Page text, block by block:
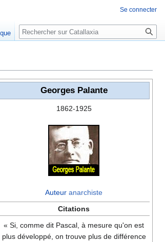
Georges Palante
1862-1925
Auteur anarchiste
Citations
« Si, comme dit Pascal, à mesure qu'on est
plus développé, on trouve plus de différence
Se connecter
Rechercher